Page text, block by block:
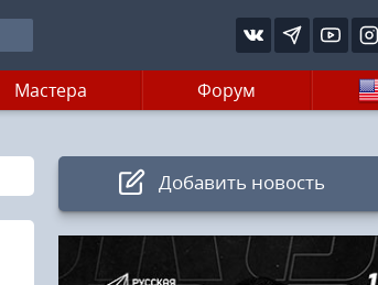
Мастера Форум
Добавить новость
Авторизация